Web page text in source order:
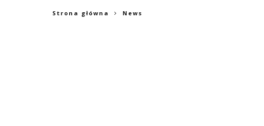
Strona główna News